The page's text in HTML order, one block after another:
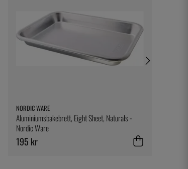
NORDIC WARE
Aluminiumsbakebrett, Eight Sheet, Naturals -
Nordic Ware
195 kr